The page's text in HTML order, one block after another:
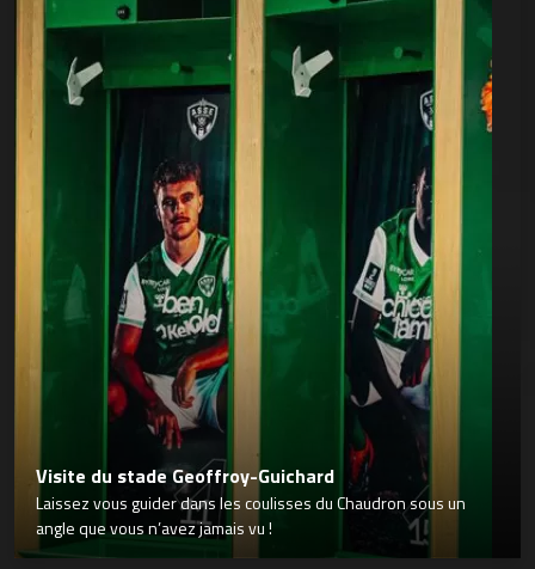
Visite du stade Geoffroy-Guichard
Laissez vous guider dans les coulisses du Chaudron sous un
angle que vous n’avez jamais vu !